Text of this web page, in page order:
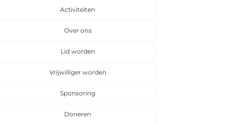
Activiteiten
Over ons
Lid worden
Vrijwilliger worden
Sponsoring
Doneren